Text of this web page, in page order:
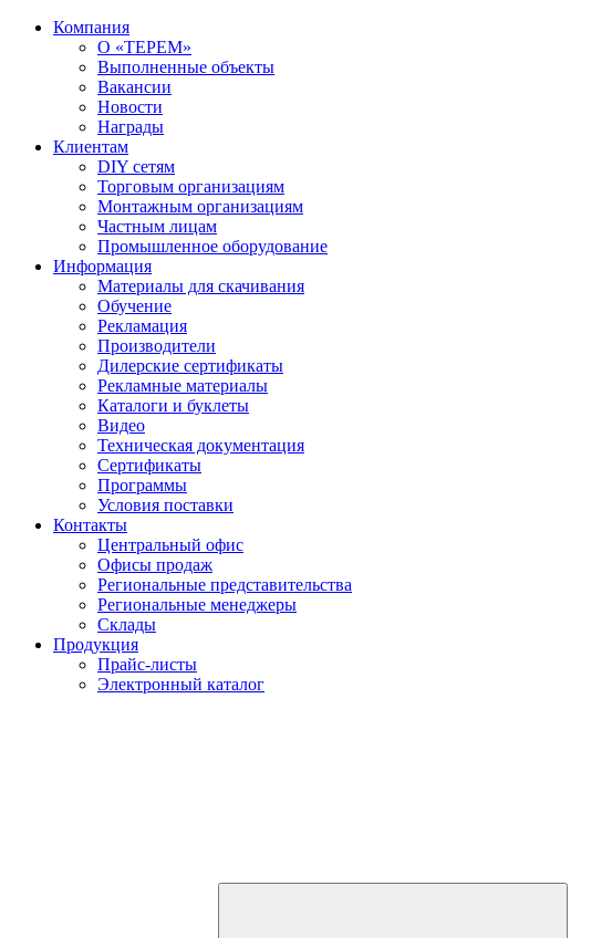
Компания
О «ТЕРЕМ»
Выполненные объекты
Вакансии
Новости
Награды
Клиентам
DIY сетям
Торговым организациям
Монтажным организациям
Частным лицам
Промышленное оборудование
Информация
Материалы для скачивания
Обучение
Рекламация
Производители
Дилерские сертификаты
Рекламные материалы
Каталоги и буклеты
Видео
Техническая документация
Сертификаты
Программы
Условия поставки
Контакты
Центральный офис
Офисы продаж
Региональные представительства
Региональные менеджеры
Склады
Продукция
Прайс-листы
Электронный каталог